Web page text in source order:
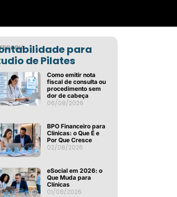
para
de Pilates
Como emitir nota
fiscal de consulta ou
procedimento sem
dor de cabeça
06/08/2026
BPO Financeiro para
Clínicas: o Que É e
Por Que Cresce
02/08/2026
eSocial em 2026: o
Que Muda para
Clínicas
01/08/2026